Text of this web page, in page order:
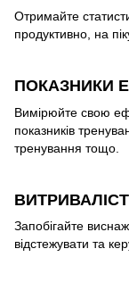
Отримайте
продуктивно, на
ПОКАЗНИКИ
Вимірюйте свою
показників
тренування тощо.
Запобігайте
відстежувати та